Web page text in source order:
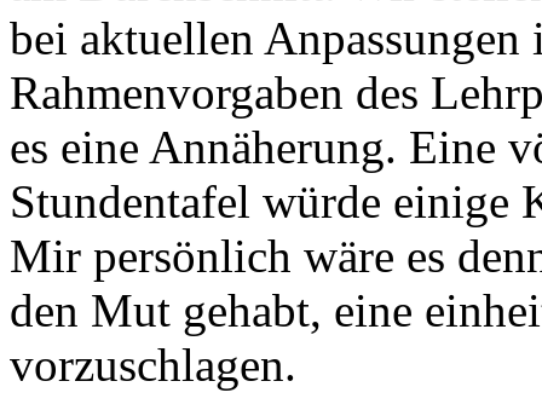
bei aktuellen
Rahmenvorgaben des
es eine Annäherung. Eine
Stundentafel würde einige
Mir persönlich wäre es
den Mut gehabt, eine
vorzuschlagen.